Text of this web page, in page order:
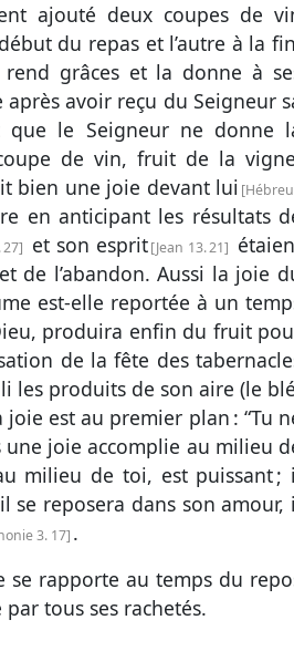
ajouté deux coupes de
du repas et l’autre à la
rend grâces et la donne à
avoir reçu du Seigneur
que le Seigneur ne donne
de vin, fruit de la
bien une joie devant lui
en anticipant les résultats
27 et son esprit Jean 13. 21
de l’abandon. Aussi la joie
est-elle reportée à un
produira enfin du fruit
de la fête des
les produits de son aire (le
joie est au premier plan : “Tu
une joie accomplie au milieu
milieu de toi, est puissant ;
se reposera dans son amour,
3. 17 .
se rapporte au temps du
tous ses rachetés.